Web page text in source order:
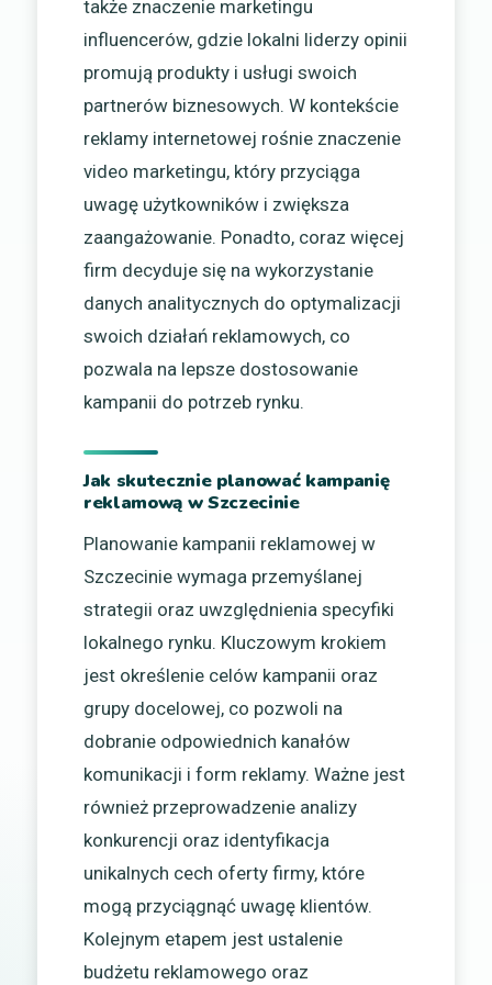
także znaczenie marketingu
influencerów, gdzie lokalni liderzy opinii
promują produkty i usługi swoich
partnerów biznesowych. W kontekście
reklamy internetowej rośnie znaczenie
video marketingu, który przyciąga
uwagę użytkowników i zwiększa
zaangażowanie. Ponadto, coraz więcej
firm decyduje się na wykorzystanie
danych analitycznych do optymalizacji
swoich działań reklamowych, co
pozwala na lepsze dostosowanie
kampanii do potrzeb rynku.
Jak skutecznie planować kampanię
reklamową w Szczecinie
Planowanie kampanii reklamowej w
Szczecinie wymaga przemyślanej
strategii oraz uwzględnienia specyfiki
lokalnego rynku. Kluczowym krokiem
jest określenie celów kampanii oraz
grupy docelowej, co pozwoli na
dobranie odpowiednich kanałów
komunikacji i form reklamy. Ważne jest
również przeprowadzenie analizy
konkurencji oraz identyfikacja
unikalnych cech oferty firmy, które
mogą przyciągnąć uwagę klientów.
Kolejnym etapem jest ustalenie
budżetu reklamowego oraz